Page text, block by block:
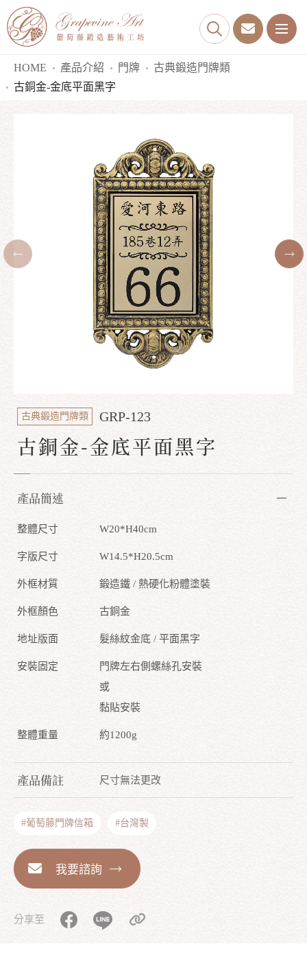
HOME 產品介紹 門牌
古典鍛造門牌類
古銅金-金底平面黑字
古典鍛造門牌類 GRP-123
古銅金-金底平面黑字
產品簡述
整體尺寸 W20*H40cm
字版尺寸 W14.5*H20.5cm
外框材質 鍛造鐵 / 熱硬化粉體塗裝
外框顏色 古銅金
地址版面 髮絲紋金底 / 平面黑字
安裝固定
門牌左右側螺絲孔安裝
或
黏貼安裝
整體重量 約1200g
產品備註 尺寸無法更改
#葡萄藤門牌信箱 #台灣製
我要諮詢
分享至